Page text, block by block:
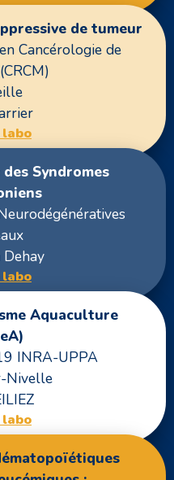
de tumeur
Cancérologie de
Syndromes
Dehay
Aquaculture
INRA-UPPA
Nivelle